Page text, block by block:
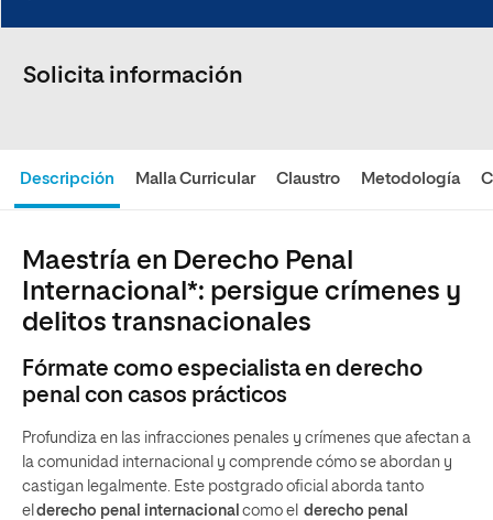
Descripción Malla Curricular Claustro Metodología
Maestría en Derecho Penal
Internacional*: persigue crímenes y
delitos transnacionales
Fórmate como especialista en derecho
penal con casos prácticos
Profundiza en las infracciones penales y crímenes que afectan a
la comunidad internacional y comprende cómo se abordan y
castigan legalmente. Este postgrado oficial aborda tanto
el derecho penal internacional como el derecho penal
Solicita información